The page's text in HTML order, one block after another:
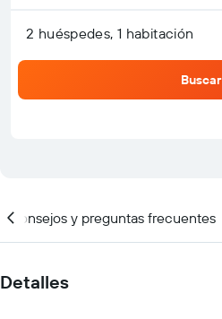
2 huéspedes, 1 habitación
Buscar
Consejos y preguntas frecuentes
Detalles